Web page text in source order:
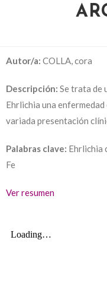
Autor/a: COLLA, cora
Descripción: Se trata de
Ehrlichia una
variada presentación
Palabras clave: Ehrlichia
Fe
Ver resumen